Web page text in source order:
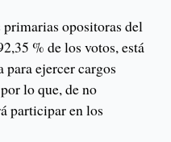
opositoras del
% de los votos, está
ejercer cargos
lo que, de no
participar en los